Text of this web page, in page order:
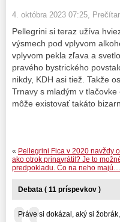
4. októbra 2023 07:25 ,
Pellegrini si teraz užíva
výsmech pod vplyvom
vplyvom pekla zľava a
pravého bystrického
nikdy, KDH asi tiež. Takže
Trnavy s mladým v
môže existovať takáto
« Pellegrini Fica v 2020 navždy
ako otrok prinavrátil? Je to
predpokladu. Čo na neho majú…
Debata ( 11 príspevkov )
Práve si dokázal, aký si žobrák,